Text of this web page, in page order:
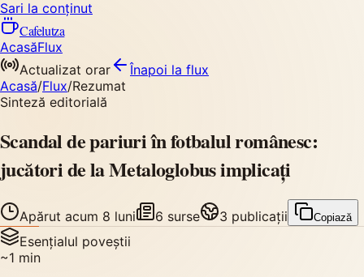
Sari la conținut
Cafelutza
AcasăFlux
Actualizat orar
Înapoi la flux
Acasă/Flux/Rezumat
Sinteză editorială
Scandal de pariuri în fotbalul românesc:
jucători de la Metaloglobus implicați
Apărut acum 8 luni 6 surse 3 publicații Copiază
Esențialul poveștii
~1 min